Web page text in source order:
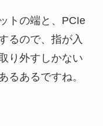
トの端と、PCIe
るので、指が入
り外すしかない
るあるですね。